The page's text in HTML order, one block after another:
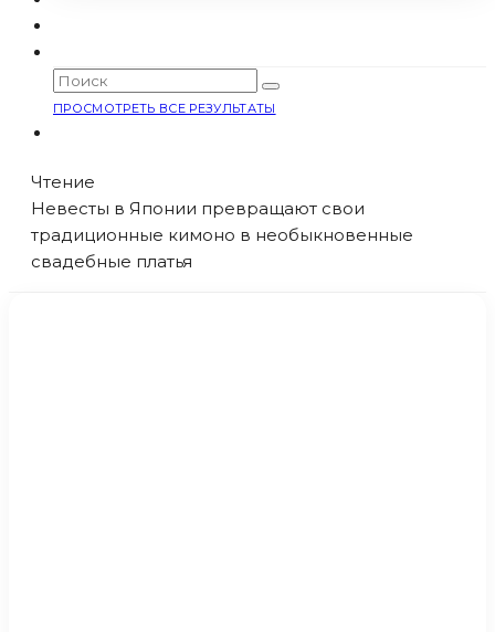
ПРОСМОТРЕТЬ ВСЕ РЕЗУЛЬТАТЫ
Чтение
Невесты в Японии превращают свои
традиционные кимоно в необыкновенные
свадебные платья